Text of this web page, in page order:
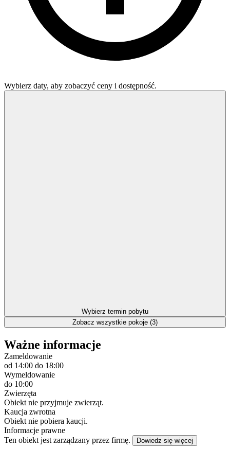
Wybierz daty, aby zobaczyć ceny i dostępność.
Wybierz termin pobytu
Zobacz wszystkie pokoje (3)
Ważne informacje
Zameldowanie
od 14:00 do 18:00
Wymeldowanie
do 10:00
Zwierzęta
Obiekt nie przyjmuje zwierząt.
Kaucja zwrotna
Obiekt nie pobiera kaucji.
Informacje prawne
Ten obiekt jest zarządzany przez firmę.
Dowiedz się więcej